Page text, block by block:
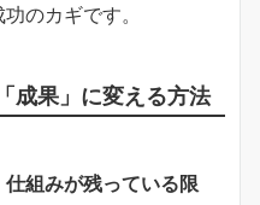
のカギです。
成果」に変える方法
仕組みが残っている限